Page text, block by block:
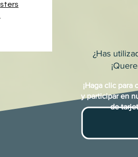
¿Has
¡Haga clic para
y participar en
de